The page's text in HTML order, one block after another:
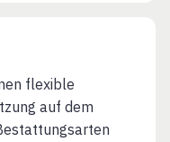
flexible
auf dem